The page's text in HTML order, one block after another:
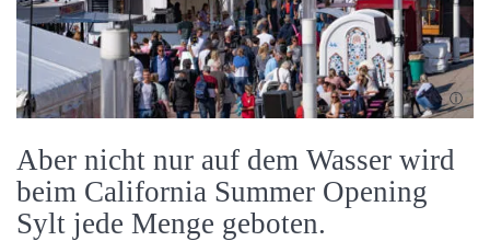
Aber nicht nur auf dem Wasser wird
beim California Summer Opening
Sylt jede Menge geboten.